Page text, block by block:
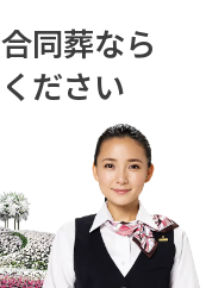
同葬なら
ださい